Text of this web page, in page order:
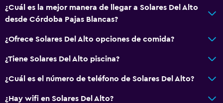
¿Cuál es la mejor manera de llegar a Solares Del Alto
desde Córdoba Pajas Blancas?
¿Ofrece Solares Del Alto opciones de comida?
¿Tiene Solares Del Alto piscina?
¿Cuál es el número de teléfono de Solares Del Alto?
¿Hay wifi en Solares Del Alto?